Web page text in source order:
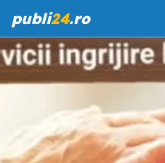
publi24.ro